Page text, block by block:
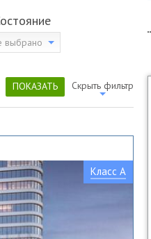
выбрано
ПОКАЗАТЬ Скрыть фильтр
Класс A